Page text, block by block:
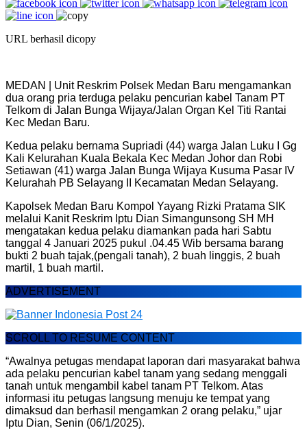
URL berhasil dicopy
MEDAN | Unit Reskrim Polsek Medan Baru mengamankan
dua orang pria terduga pelaku pencurian kabel Tanam PT
Telkom di Jalan Bunga Wijaya/Jalan Organ Kel Titi Rantai
Kec Medan Baru.
Kedua pelaku bernama Supriadi (44) warga Jalan Luku I Gg
Kali Kelurahan Kuala Bekala Kec Medan Johor dan Robi
Setiawan (41) warga Jalan Bunga Wijaya Kusuma Pasar IV
Kelurahah PB Selayang II Kecamatan Medan Selayang.
Kapolsek Medan Baru Kompol Yayang Rizki Pratama SIK
melalui Kanit Reskrim Iptu Dian Simangunsong SH MH
mengatakan kedua pelaku diamankan pada hari Sabtu
tanggal 4 Januari 2025 pukul .04.45 Wib bersama barang
bukti 2 buah tajak,(pengali tanah), 2 buah linggis, 2 buah
martil, 1 buah martil.
ADVERTISEMENT
SCROLL TO RESUME CONTENT
“Awalnya petugas mendapat laporan dari masyarakat bahwa
ada pelaku pencurian kabel tanam yang sedang menggali
tanah untuk mengambil kabel tanam PT Telkom. Atas
informasi itu petugas langsung menuju ke tempat yang
dimaksud dan berhasil mengamkan 2 orang pelaku,” ujar
Iptu Dian, Senin (06/1/2025).